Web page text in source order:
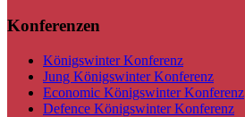
Konferenzen
Königswinter Konferenz
Jung Königswinter Konferenz
Economic Königswinter Konferenz
Defence Königswinter Konferenz